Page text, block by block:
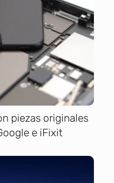
piezas originales
e iFixit